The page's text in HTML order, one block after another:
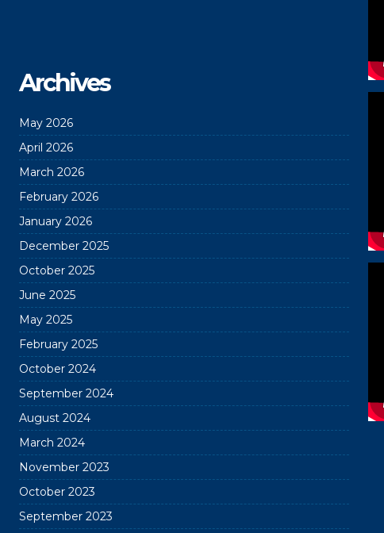
Archives
May 2026
April 2026
March 2026
February 2026
January 2026
December 2025
October 2025
June 2025
May 2025
February 2025
October 2024
September 2024
August 2024
March 2024
November 2023
October 2023
September 2023